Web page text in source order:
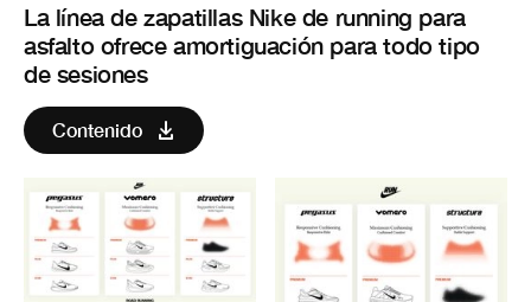
La línea de zapatillas Nike de running para
asfalto ofrece amortiguación para todo tipo
de sesiones
Contenido